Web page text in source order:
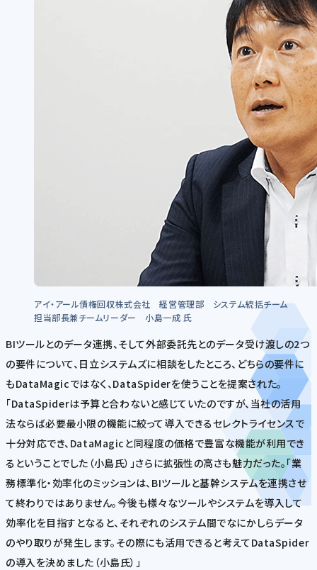
アイ・アール債権回収株式会社 経営管理部 システム統括チーム
担当部長兼チームリーダー 小島一成 氏
BIツールとのデータ連携、そして外部委託先とのデータ受け渡しの2つ
の要件について、日立システムズに相談をしたところ、どちらの要件に
もDataMagicではなく、DataSpiderを使うことを提案された。
「DataSpiderは予算と合わないと感じていたのですが、当社の活用
法ならば必要最小限の機能に絞って導入できるセレクトライセンスで
十分対応でき、DataMagicと同程度の価格で豊富な機能が利用でき
るということでした（小島氏）」さらに拡張性の高さも魅力だった。「業
務標準化・効率化のミッションは、BIツールと基幹システムを連携させ
て終わりではありません。今後も様々なツールやシステムを導入して
効率化を目指すとなると、それぞれのシステム間でなにかしらデータ
のやり取りが発生します。その際にも活用できると考えてDataSpider
の導入を決めました（小島氏）」